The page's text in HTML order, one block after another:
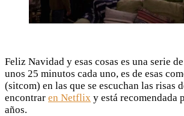
Feliz Navidad y esas cosas es una serie
unos 25 minutos cada uno, es de esas
(sitcom) en las que se escuchan las risas
encontrar en Netflix y está recomendada
años.